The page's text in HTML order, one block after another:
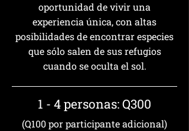
oportunidad de vivir una
experiencia única, con altas
posibilidades de encontrar especies
que sólo salen de sus refugios
cuando se oculta el sol.
1 - 4 personas: Q300
(Q100 por participante adicional)